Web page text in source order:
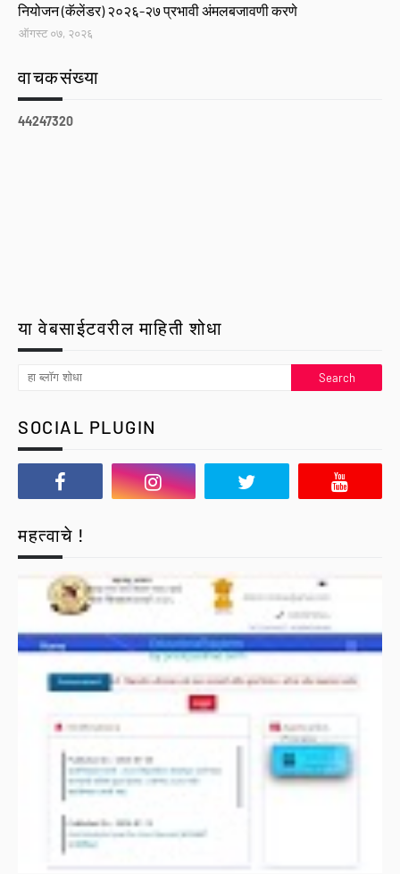
नियोजन (कॅलेंडर) २०२६-२७ प्रभावी अंमलबजावणी करणे
ऑगस्ट ०७, २०२६
वाचकसंख्या
44247320
या वेबसाईटवरील माहिती शोधा
SOCIAL PLUGIN
महत्वाचे !